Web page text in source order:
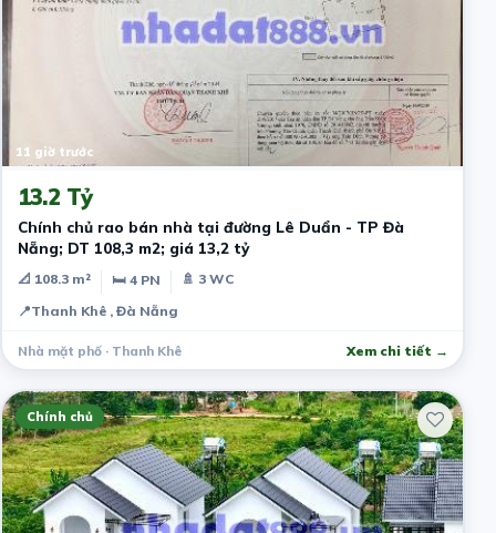
11 giờ trước
13.2 Tỷ
Chính chủ rao bán nhà tại đường Lê Duẩn - TP Đà
Nẵng; DT 108,3 m2; giá 13,2 tỷ
📐 108.3 m² 🛏 4 PN
🚿 3 WC
📍Thanh Khê , Đà Nẵng
Nhà mặt phố · Thanh Khê Xem chi tiết →
Chính chủ